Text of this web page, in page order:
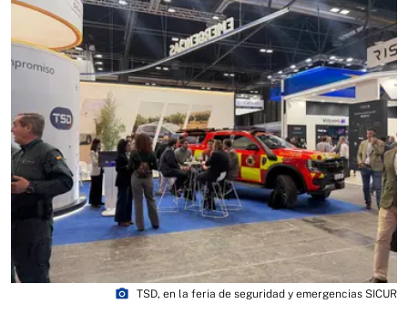
photo_camera TSD, en la feria de seguridad y emergencias SICUR